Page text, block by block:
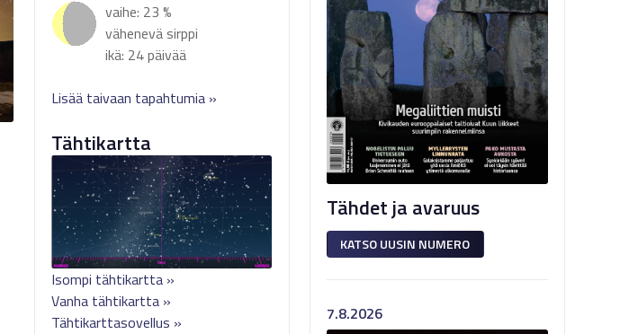
vaihe: 23 %
vähenevä sirppi
ikä: 24 päivää
Lisää taivaan tapahtumia »
Tähtikartta
Isompi tähtikartta »
Vanha tähtikartta »
Tähtikarttasovellus »
Tähdet ja avaruus
KATSO UUSIN NUMERO
7.8.2026